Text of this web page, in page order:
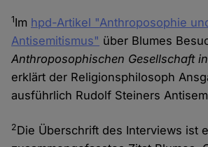
1Im hpd-Artikel "Anthroposophie
Antisemitismus" über Blumes
Anthroposophischen Gesellschaft
erklärt der Religionsphilosoph
ausführlich Rudolf Steiners
2Die Überschrift des Interviews ist